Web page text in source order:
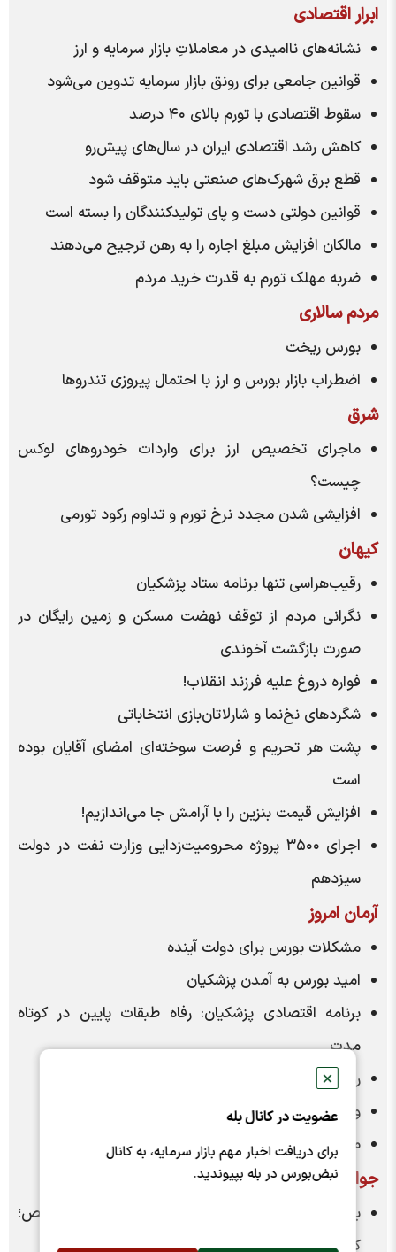
✕
عضویت در کانال بله
برای دریافت اخبار مهم بازار سرمایه، به کانال
نبض‌بورس در بله بپیوندید.
ابرار اقتصادی
نشانه‌های ناامیدی در معاملاتِ بازار سرمایه و ارز
قوانین جامعی برای رونق بازار سرمایه تدوین می‌شود
سقوط اقتصادی با تورم بالای ۴۰ درصد
کاهش رشد اقتصادی ایران در سال‌های پیش‌رو
قطع برق شهرک‌های صنعتی باید متوقف شود
قوانین دولتی دست و پای تولیدکنندگان را بسته است
مالکان افزایش مبلغ اجاره را به رهن ترجیح می‌دهند
ضربه مهلک تورم به قدرت خرید مردم
مردم سالاری
بورس ریخت
اضطراب بازار بورس و ارز با احتمال پیروزی تندرو‌ها
شرق
ماجرای تخصیص ارز برای واردات خودرو‌های لوکس
چیست؟
افزایشی شدن مجدد نرخ تورم و تداوم رکود تورمی
کیهان
رقیب‌هراسی تنها برنامه ستاد پزشکیان
نگرانی مردم از توقف نهضت مسکن و زمین رایگان در
صورت بازگشت آخوندی
فواره دروغ علیه فرزند انقلاب!
شگرد‌های نخ‌نما و شارلاتان‌بازی انتخاباتی
پشت هر تحریم و فرصت سوخته‌ای امضای آقایان بوده
است
افزایش قیمت بنزین را با آرامش جا می‌اندازیم!
اجرای ۳۵۰۰ پروژه محرومیت‌زدایی وزارت نفت در دولت
سیزدهم
آرمان امروز
مشکلات بورس برای دولت آینده
امید بورس به آمدن پزشکیان
برنامه اقتصادی پزشکیان: رفاه طبقات پایین در کوتاه
مدت
رویارویی دو اندیشه متفاوت
ورود دلار به کانال ۶۲ هزار تومانی
مهم‌ترین موضوعات اقتصاد جهان در سال جاری
جوان
بگذارید مردم به کابینه‌ها رأی بدهند تا به یک شخص؛
کابینه‌ات کو؟